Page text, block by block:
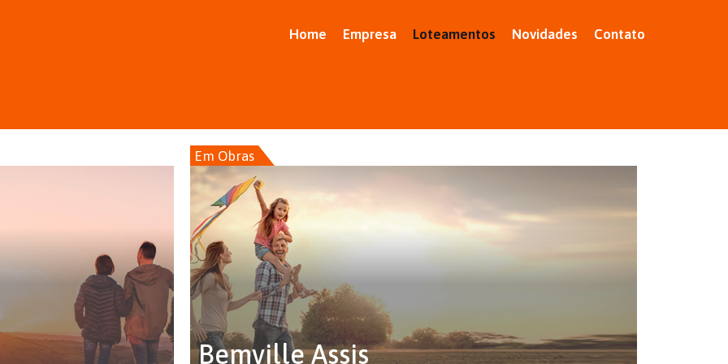
Home Empresa Loteamentos Novidades Contato
Em Obras
Bemville Assis